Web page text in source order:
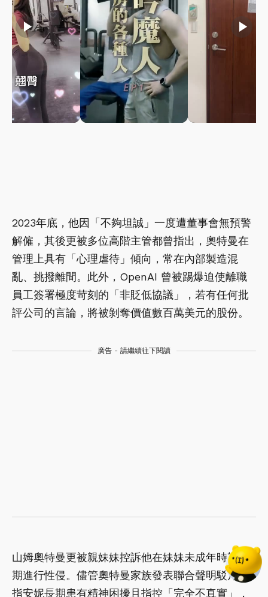
play_arrow play_arrow play_arrow
2023年底，他因「不夠坦誠」一度遭董事會無預警
解僱，其後更被多位高階主管都曾指出，奧特曼在
管理上具有「心理虐待」傾向，常在內部製造混
亂、挑撥離間。此外，OpenAI 曾被踢爆迫使離職
員工簽署極度苛刻的「非貶低協議」，若有任何批
評公司的言論，將被剝奪價值數百萬美元的股份。
廣告 - 請繼續往下閱讀
山姆奧特曼更被親妹妹控訴他在妹妹未成年時期長
期進行性侵。儘管奧特曼家族發表聯合聲明駁斥，
指安妮長期患有精神困擾且指控「完全不真實」，